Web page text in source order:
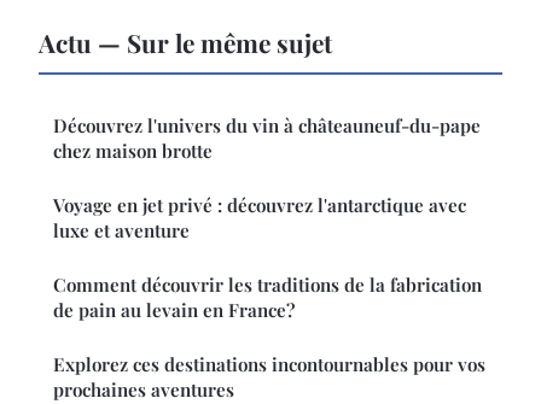
Actu — Sur le même sujet
Découvrez l'univers du vin à châteauneuf-du-pape
chez maison brotte
Voyage en jet privé : découvrez l'antarctique avec
luxe et aventure
Comment découvrir les traditions de la fabrication
de pain au levain en France?
Explorez ces destinations incontournables pour vos
prochaines aventures